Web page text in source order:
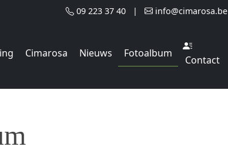
09 223 37 40 | info@cimarosa.be
Cimarosa Nieuws Fotoalbum
Contact